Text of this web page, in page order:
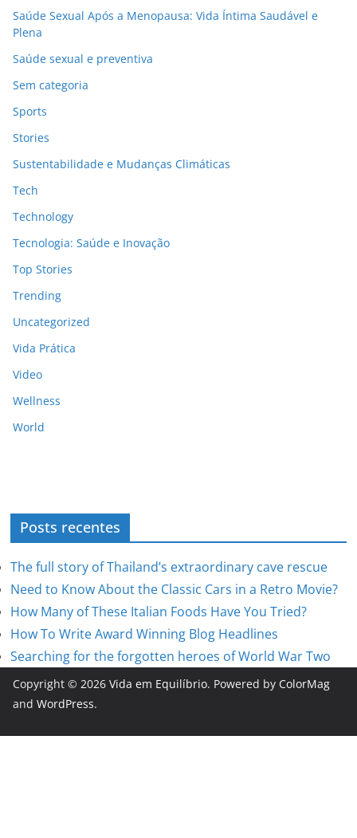
Saúde Sexual Após a Menopausa: Vida Íntima Saudável e
Plena
Saúde sexual e preventiva
Sem categoria
Sports
Stories
Sustentabilidade e Mudanças Climáticas
Tech
Technology
Tecnologia: Saúde e Inovação
Top Stories
Trending
Uncategorized
Vida Prática
Video
Wellness
World
Posts recentes
The full story of Thailand’s extraordinary cave rescue
Need to Know About the Classic Cars in a Retro Movie?
How Many of These Italian Foods Have You Tried?
How To Write Award Winning Blog Headlines
Searching for the forgotten heroes of World War Two
Copyright © 2026 Vida em Equilíbrio. Powered by ColorMag
and WordPress.